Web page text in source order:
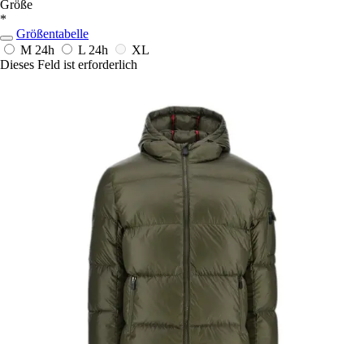
Größe
*
Größentabelle
M 24h L 24h
XL
Dieses Feld ist erforderlich